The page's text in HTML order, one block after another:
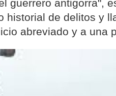
guerrero antigorra",
historial de delitos y
abreviado y a una